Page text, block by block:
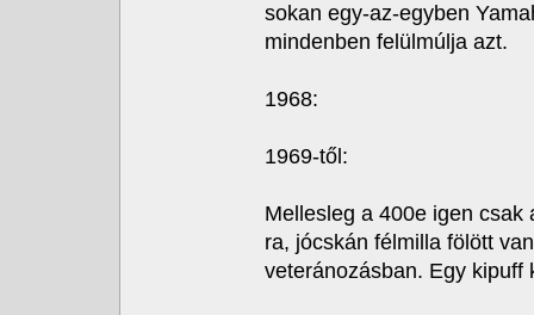
sokan egy-az-egyben
mindenben felülmúlja azt.
1968:
1969-től:
Mellesleg a 400e igen
ra, jócskán félmilla fölött
veteránozásban. Egy kipuff